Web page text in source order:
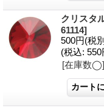
クリスタ
61114]
500円(税
(税込: 550
[在庫数◯]